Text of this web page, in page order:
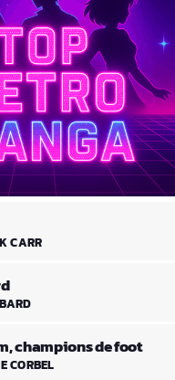
champions de foot
CORBEL
CARR